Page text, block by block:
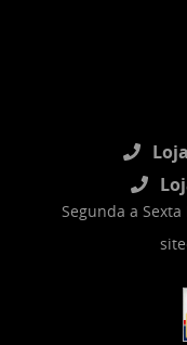
Segunda a